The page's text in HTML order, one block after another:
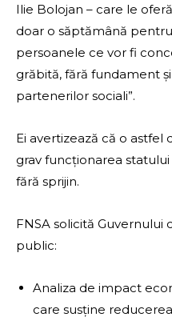
Ilie Bolojan – care le
doar o săptămână
persoanele ce vor fi
grăbită, fără fundament
partenerilor sociali”.
Ei avertizează că o
grav funcționarea
fără sprijin.
FNSA solicită Guvernului
public:
Analiza de impact
care susține